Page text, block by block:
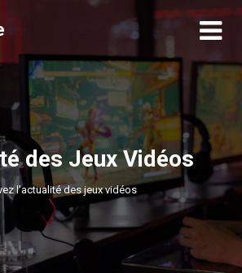
des Jeux Vidéos
l'actualité des jeux vidéos